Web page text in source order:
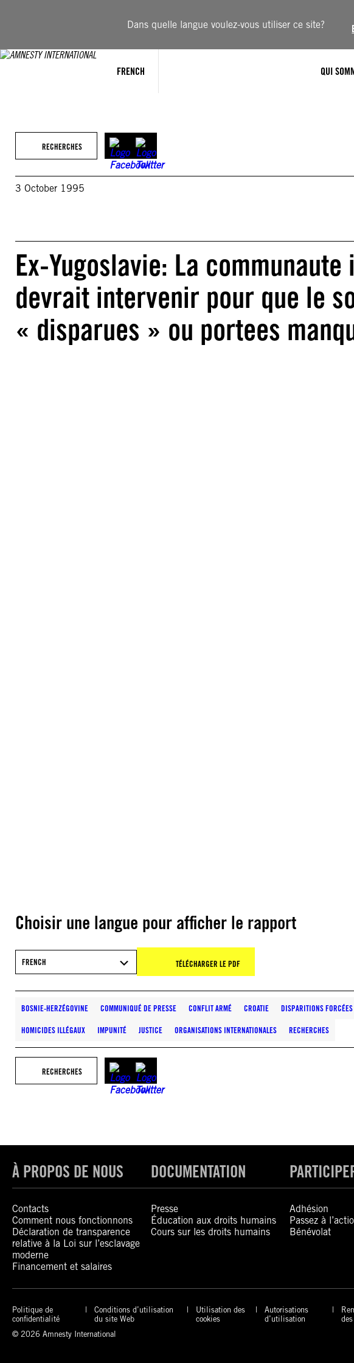
Dans quelle langue voulez-vous utiliser ce site?
FRENCH QUI
RECHERCHES
3 October 1995
Ex-Yugoslavie: La
devrait intervenir pour que le
« disparues » ou portees
Choisir une langue pour afficher le rapport
FRENCH TÉLÉCHARGER LE PDF
BOSNIE-HERZÉGOVINE COMMUNIQUÉ DE PRESSE CONFLIT ARMÉ CROATIE DISPARITIONS FORCÉES
HOMICIDES ILLÉGAUX IMPUNITÉ JUSTICE ORGANISATIONS INTERNATIONALES RECHERCHES
RECHERCHES
À PROPOS DE NOUS
Contacts
Comment nous fonctionnons
Déclaration de transparence
relative à la Loi sur l’esclavage
moderne
Financement et salaires
DOCUMENTATION
Presse
Éducation aux droits humains
Cours sur les droits humains
Adhésion
Passez à
Bénévolat
Politique de
confidentialité
Conditions d’utilisation
du site Web
Utilisation des
cookies
Autorisations
d’utilisation
© 2026 Amnesty International